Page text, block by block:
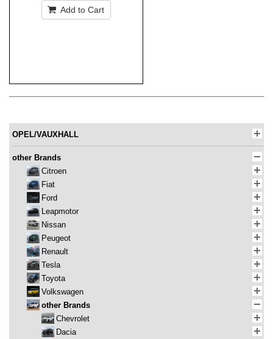
Add to Cart
OPEL/VAUXHALL
other Brands
Citroen
Fiat
Ford
Leapmotor
Nissan
Peugeot
Renault
Tesla
Toyota
Volkswagen
other Brands
Chevrolet
Dacia